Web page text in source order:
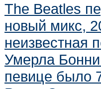
The Beatles
новый микс,
неизвестная
Умерла
певице было